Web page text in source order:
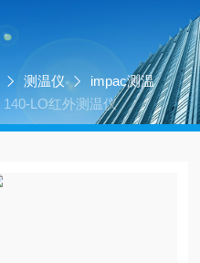
测温仪
impac测温
LO红外测温仪